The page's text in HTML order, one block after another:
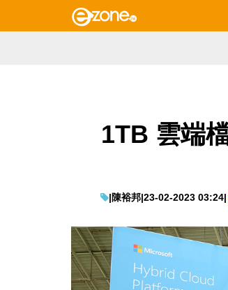
1TB 雲端
|陳裕邦|23-02-2023 03:24|